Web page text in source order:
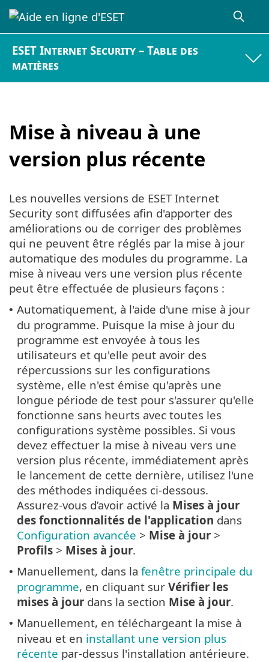
ESET Internet Security – Table des
matières
Mise à niveau à une
version plus récente
Les nouvelles versions de ESET Internet
Security sont diffusées afin d'apporter des
améliorations ou de corriger des problèmes
qui ne peuvent être réglés par la mise à jour
automatique des modules du programme. La
mise à niveau vers une version plus récente
peut être effectuée de plusieurs façons :
• Automatiquement, à l'aide d'une mise à jour
du programme. Puisque la mise à jour du
programme est envoyée à tous les
utilisateurs et qu'elle peut avoir des
répercussions sur les configurations
système, elle n'est émise qu'après une
longue période de test pour s'assurer qu'elle
fonctionne sans heurts avec toutes les
configurations système possibles. Si vous
devez effectuer la mise à niveau vers une
version plus récente, immédiatement après
le lancement de cette dernière, utilisez l'une
des méthodes indiquées ci-dessous.
Assurez-vous d’avoir activé la Mises à jour
des fonctionnalités de l'application dans
Configuration avancée > Mise à jour >
Profils > Mises à jour.
• Manuellement, dans la fenêtre principale du
programme, en cliquant sur Vérifier les
mises à jour dans la section Mise à jour.
• Manuellement, en téléchargeant la mise à
niveau et en installant une version plus
récente par-dessus l'installation antérieure.